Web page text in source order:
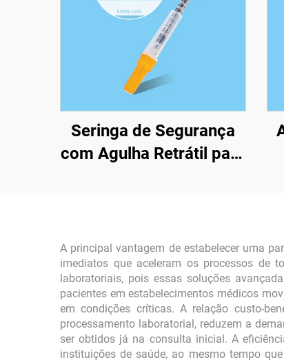
Seringa de Segurança
com Agulha Retrátil para
A principal vantagem de estabelecer uma
imediatos que aceleram os processos de
laboratoriais, pois essas soluções
pacientes em estabelecimentos médicos
em condições críticas. A relação custo-
processamento laboratorial, reduzem a
ser obtidos já na consulta inicial. A
instituições de saúde, ao mesmo tempo